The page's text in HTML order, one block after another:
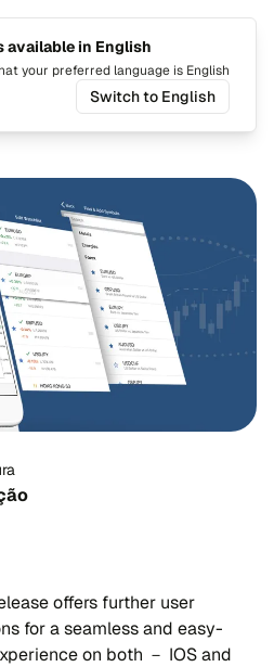
offers further user
for a seamless and easy-
on both － IOS and
available in English
your preferred language is English
Switch to English